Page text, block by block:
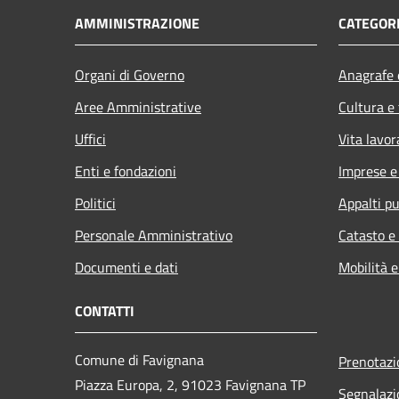
AMMINISTRAZIONE
Organi di Governo
Aree Amministrative
Uffici
Enti e fondazioni
Politici
Personale Amministrativo
Documenti e dati
Cultura
Vita
Imprese
Appalti
Catasto
Mobilità
CONTATTI
Comune di Favignana
Piazza Europa, 2, 91023 Favignana TP